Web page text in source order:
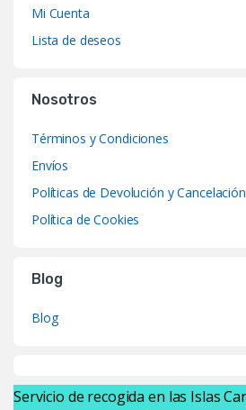
Mi Cuenta
Lista de deseos
Nosotros
Términos y Condiciones
Envíos
Políticas de Devolución y Cancelación
Política de Cookies
Blog
Blog
Servicio de recogida en las Islas